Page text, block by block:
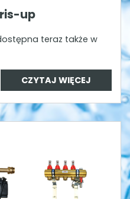
up
teraz także w
CZYTAJ WIĘCEJ